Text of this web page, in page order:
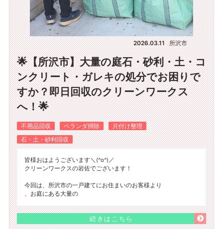
2026.03.11 所沢市
🌟【所沢市】大量の庭石・砂利・土・コ
ンクリート・ガレキの処分でお困りで
すか？即日回収のクリーンワークス
へ！🌟
不用品回収 ベランダ掃除
片付け整理
石・土・砂利回収
皆様おはようございます＼(^o^)／
クリーンワークスの岩佐でございます！
今回は、所沢市の一戸建てにお住まいのお客様より
、お庭にある大量の
続きはこちら